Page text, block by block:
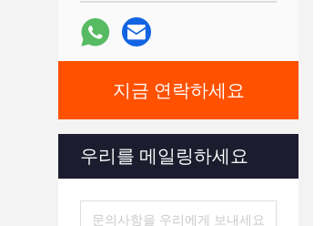
지금 연락하세요
우리를 메일링하세요